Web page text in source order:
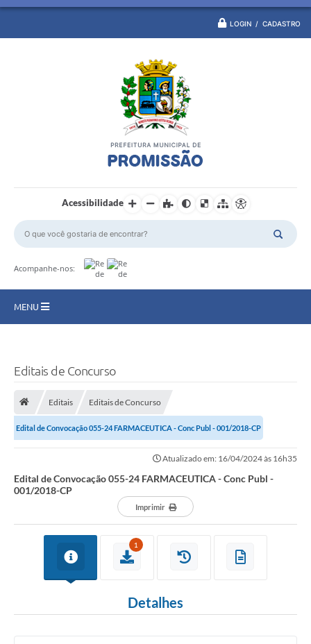
LOGIN / CADASTRO
Acessibilidade
Acompanhe-nos:
MENU
Turismo
Ouvidoria
Bolsa Família
Editais
Plano Municipal - Agricultura e Meio
Editais de Concurso
Editais Editais de Concurso
Edital de Convocação 055-24 FARMACEUTICA - Conc Publ - 001/2018-CP
Atualizado em: 16/04/2024 às 16h35
Edital de Convocação 055-24 FARMACEUTICA - Conc Publ -
001/2018-CP
Imprimir
1
Detalhes